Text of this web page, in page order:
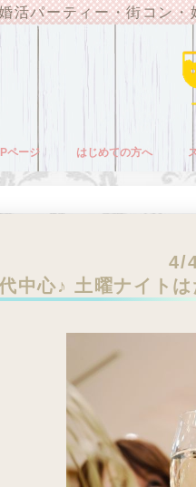
活パーティー・街コン
ページ はじめての方へ
4/
中心♪ 土曜ナイト